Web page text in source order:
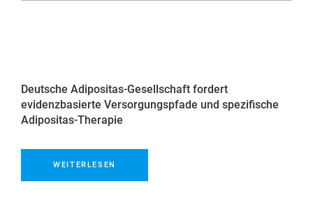
Deutsche Adipositas-Gesellschaft fordert
evidenzbasierte Versorgungspfade und spezifische
Adipositas-Therapie
WEITERLESEN